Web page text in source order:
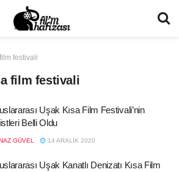
festivali
film festivali
Uşak Kısa Film Festivali’nin
Belli Oldu
GÜVEL 14 ARALIK 2020
Uşak Kanatlı Denizatı Kısa Film